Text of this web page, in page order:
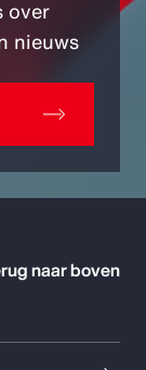
over
nieuws
naar boven